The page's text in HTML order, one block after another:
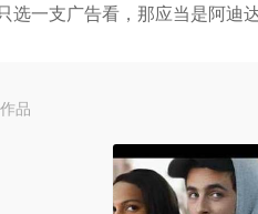
选一支广告看，那应当是阿迪
品